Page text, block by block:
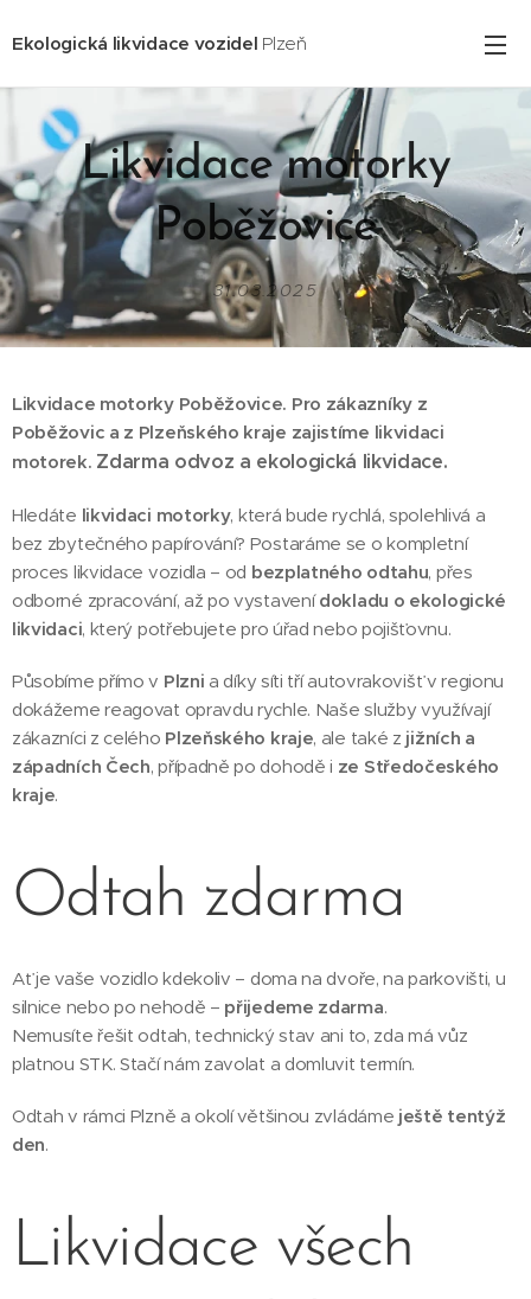
Ekologická likvidace vozidel Plzeň
Likvidace motorky
Poběžovice
31.03.2025
Likvidace motorky Poběžovice. Pro zákazníky z
Poběžovic a z Plzeňského kraje zajistíme likvidaci
motorek. Zdarma odvoz a ekologická likvidace.
Hledáte likvidaci motorky, která bude rychlá, spolehlivá a
bez zbytečného papírování? Postaráme se o kompletní
proces likvidace vozidla – od bezplatného odtahu, přes
odborné zpracování, až po vystavenídokladu o ekologické
likvidaci, který potřebujete pro úřad nebo pojišťovnu.
Působíme přímo v Plzni a díky síti tří autovrakovišť v regionu
dokážeme reagovat opravdu rychle. Naše služby využívají
zákazníci z celého Plzeňského kraje, ale také z jižních a
západních Čech, případně po dohodě i ze Středočeského
kraje.
Odtah zdarma
Ať je vaše vozidlo kdekoliv – doma na dvoře, na parkovišti, u
silnice nebo po nehodě – přijedeme zdarma.
Nemusíte řešit odtah, technický stav ani to, zda má vůz
platnou STK. Stačí nám zavolat a domluvit termín.
Odtah v rámci Plzně a okolí většinou zvládáme ještě tentýž
den.
Likvidace všech